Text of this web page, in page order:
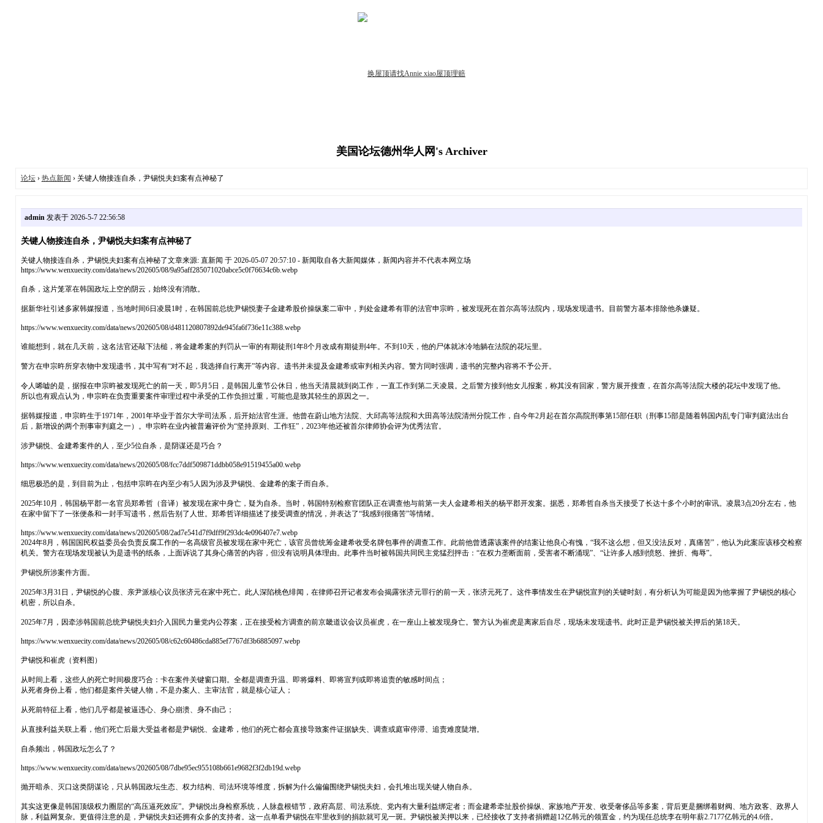
美国论坛德州华人网's Archiver
论坛› 热点新闻 › 关键人物接连自杀，尹锡悦夫妇案有点神秘了
admin发表于 2026-5-7 22:56:58
关键人物接连自杀，尹锡悦夫妇案有点神秘了
关键人物接连自杀，尹锡悦夫妇案有点神秘了文章来源: 直新闻 于 2026-05-07 20:57:10 - 新闻取自各大新闻媒体，新闻内容并不代表本网立场
https://www.wenxuecity.com/data/news/202605/08/9a95aff285071020abce5c0f76634c6b.webp
自杀，这片笼罩在韩国政坛上空的阴云，始终没有消散。
据新华社引述多家韩媒报道，当地时间6日凌晨1时，在韩国前总统尹锡悦妻子金建希股价操纵案二审中，判处金建希有罪的法官申宗旿，被发现死在首尔高等法院内，现场发现遗书。目前警方基本排除他杀嫌疑。
https://www.wenxuecity.com/data/news/202605/08/d481120807892de945fa6f736e11c388.webp
谁能想到，就在几天前，这名法官还敲下法槌，将金建希案的判罚从一审的有期徒刑1年8个月改成有期徒刑4年。不到10天，他的尸体就冰冷地躺在法院的花坛里。
警方在申宗旿所穿衣物中发现遗书，其中写有“对不起，我选择自行离开”等内容。遗书并未提及金建希或审判相关内容。警方同时强调，遗书的完整内容将不予公开。
令人唏嘘的是，据报在申宗旿被发现死亡的前一天，即5月5日，是韩国儿童节公休日，他当天清晨就到岗工作，一直工作到第二天凌晨。之后警方接到他女儿报案，称其没有回家，警方展开搜查，在首尔高等法院大楼的花坛中发现了他。
所以也有观点认为，申宗旿在负责重要案件审理过程中承受的工作负担过重，可能也是致其轻生的原因之一。
据韩媒报道，申宗旿生于1971年，2001年毕业于首尔大学司法系，后开始法官生涯。他曾在蔚山地方法院、大邱高等法院和大田高等法院清州分院工作，自今年2月起在首尔高院刑事第15部任职（刑事15部是随着韩国内乱专门审判庭法出台
后，新增设的两个刑事审判庭之一）。申宗旿在业内被普遍评价为“坚持原则、工作狂”，2023年他还被首尔律师协会评为优秀法官。
涉尹锡悦、金建希案件的人，至少5位自杀，是阴谋还是巧合？
https://www.wenxuecity.com/data/news/202605/08/fcc7ddf509871ddbb058e91519455a00.webp
细思极恐的是，到目前为止，包括申宗旿在内至少有5人因为涉及尹锡悦、金建希的案子而自杀。
2025年10月，韩国杨平郡一名官员郑希哲（音译）被发现在家中身亡，疑为自杀。当时，韩国特别检察官团队正在调查他与前第一夫人金建希相关的杨平郡开发案。据悉，郑希哲自杀当天接受了长达十多个小时的审讯。凌晨3点20分左右，他
在家中留下了一张便条和一封手写遗书，然后告别了人世。郑希哲详细描述了接受调查的情况，并表达了“我感到很痛苦”等情绪。
https://www.wenxuecity.com/data/news/202605/08/2ad7e541d7f9dff9f293dc4e096407e7.webp
2024年8月，韩国国民权益委员会负责反腐工作的一名高级官员被发现在家中死亡，该官员曾统筹金建希收受名牌包事件的调查工作。此前他曾透露该案件的结案让他良心有愧，“我不这么想，但又没法反对，真痛苦”，他认为此案应该移交检察
机关。警方在现场发现被认为是遗书的纸条，上面诉说了其身心痛苦的内容，但没有说明具体理由。此事件当时被韩国共同民主党猛烈抨击：“在权力垄断面前，受害者不断涌现”、“让许多人感到愤怒、挫折、侮辱”。
尹锡悦所涉案件方面。
2025年3月31日，尹锡悦的心腹、亲尹派核心议员张济元在家中死亡。此人深陷桃色绯闻，在律师召开记者发布会揭露张济元罪行的前一天，张济元死了。这件事情发生在尹锡悦宣判的关键时刻，有分析认为可能是因为他掌握了尹锡悦的核心
机密，所以自杀。
2025年7月，因牵涉韩国前总统尹锡悦夫妇介入国民力量党内公荐案，正在接受检方调查的前京畿道议会议员崔虎，在一座山上被发现身亡。警方认为崔虎是离家后自尽，现场未发现遗书。此时正是尹锡悦被关押后的第18天。
https://www.wenxuecity.com/data/news/202605/08/c62c60486cda885ef7767df3b6885097.webp
尹锡悦和崔虎（资料图）
从时间上看，这些人的死亡时间极度巧合：卡在案件关键窗口期。全都是调查升温、即将爆料、即将宣判或即将追责的敏感时间点；
从死者身份上看，他们都是案件关键人物，不是办案人、主审法官，就是核心证人；
从死前特征上看，他们几乎都是被逼违心、身心崩溃、身不由己；
从直接利益关联上看，他们死亡后最大受益者都是尹锡悦、金建希，他们的死亡都会直接导致案件证据缺失、调查或庭审停滞、追责难度陡增。
自杀频出，韩国政坛怎么了？
https://www.wenxuecity.com/data/news/202605/08/7dbe95ec955108b661e9682f3f2db19d.webp
抛开暗杀、灭口这类阴谋论，只从韩国政坛生态、权力结构、司法环境等维度，拆解为什么偏偏围绕尹锡悦夫妇，会扎堆出现关键人物自杀。
其实这更像是韩国顶级权力圈层的“高压逼死效应”。尹锡悦出身检察系统，人脉盘根错节，政府高层、司法系统、党内有大量利益绑定者；而金建希牵扯股价操纵、家族地产开发、收受奢侈品等多案，背后更是捆绑着财阀、地方政客、政界人
脉，利益网复杂。更值得注意的是，尹锡悦夫妇还拥有众多的支持者。这一点单看尹锡悦在牢里收到的捐款就可见一斑。尹锡悦被关押以来，已经接收了支持者捐赠超12亿韩元的领置金，约为现任总统李在明年薪2.7177亿韩元的4.6倍。